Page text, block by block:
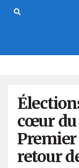
cœur du
retour